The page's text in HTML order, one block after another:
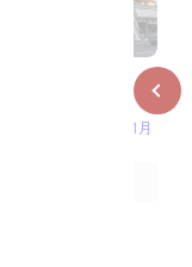
㎡ | 2人 | 2006年1月